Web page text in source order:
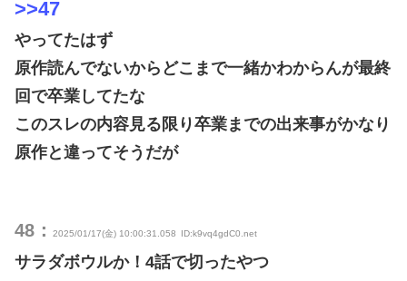
>>47
やってたはず
原作読んでないからどこまで一緒かわからんが最終
回で卒業してたな
このスレの内容見る限り卒業までの出来事がかなり
原作と違ってそうだが
48： 2025/01/17(金) 10:00:31.058 ID:k9vq4gdC0.net
サラダボウルか！4話で切ったやつ